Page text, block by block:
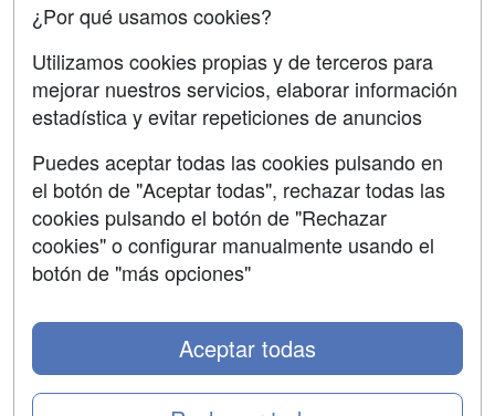
Copyleft
Grupo formazion:
¿Por qué usamos cookies?
Utilizamos cookies propias y de terceros para
mejorar nuestros servicios, elaborar información
estadística y evitar repeticiones de anuncios
Puedes aceptar todas las cookies pulsando en
el botón de "Aceptar todas", rechazar todas las
cookies pulsando el botón de "Rechazar
cookies" o configurar manualmente usando el
botón de "más opciones"
Aceptar todas